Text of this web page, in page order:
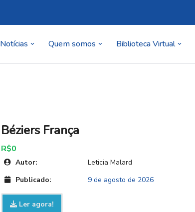
Notícias Quem somos Biblioteca Virtual
Béziers França
R$0
Autor:
Leticia Malard
Publicado:
9 de agosto de 2026
Ler agora!